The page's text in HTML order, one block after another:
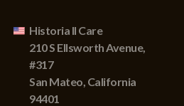
Historia II Care
210 S Ellsworth Avenue,
#317
San Mateo, California
94401